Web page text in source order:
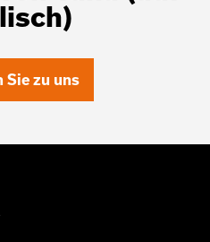
Sie zu uns